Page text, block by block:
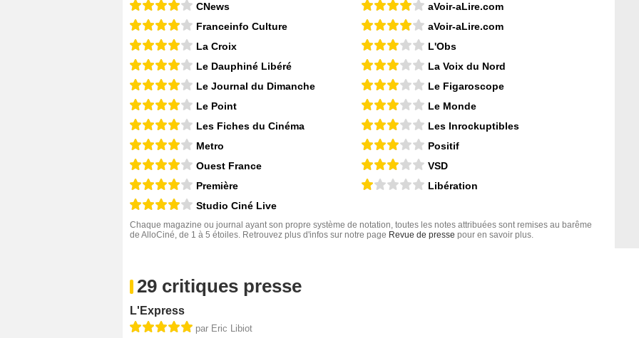
CNews
Franceinfo Culture
La Croix
Le Dauphiné Libéré
Le Journal du Dimanche
Le Point
Les Fiches du Cinéma
Metro
Ouest France
Première
Studio Ciné Live
aVoir-aLire.com
aVoir-aLire.com
L'Obs
La Voix du Nord
Le Figaroscope
Le Monde
Les Inrockuptibles
Positif
VSD
Libération
Chaque magazine ou journal ayant son propre système de notation, toutes les notes attribuées sont remises au barême
de AlloCiné, de 1 à 5 étoiles. Retrouvez plus d'infos sur notre page Revue de presse pour en savoir plus.
29 critiques presse
L'Express
par Eric Libiot